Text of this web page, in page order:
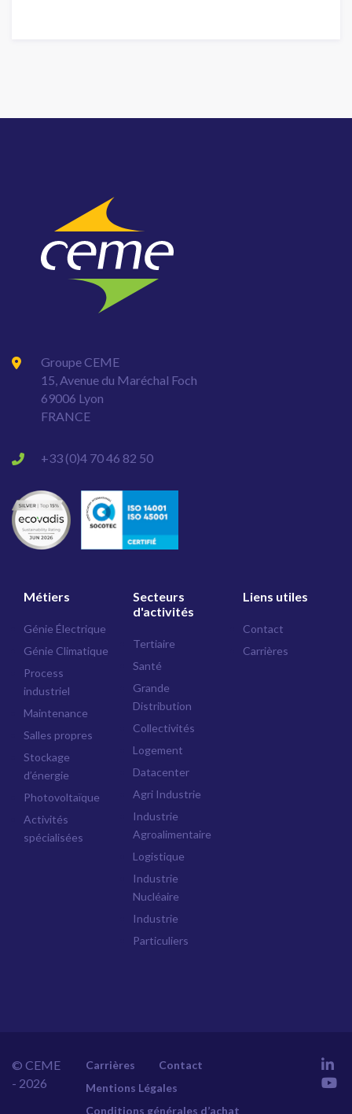
Groupe CEME
15, Avenue du Maréchal Foch
69006 Lyon
FRANCE
+33 (0)4 70 46 82 50
Métiers
Génie Électrique
Génie Climatique
Process
industriel
Maintenance
Salles propres
Stockage
d’énergie
Photovoltaïque
Activités
spécialisées
Secteurs
d'activités
Tertiaire
Santé
Grande
Distribution
Collectivités
Logement
Datacenter
Agri Industrie
Industrie
Agroalimentaire
Logistique
Industrie
Nucléaire
Industrie
Particuliers
Liens utiles
Contact
Carrières
© CEME
- 2026
Carrières
Contact
Mentions Légales
Conditions générales d’achat